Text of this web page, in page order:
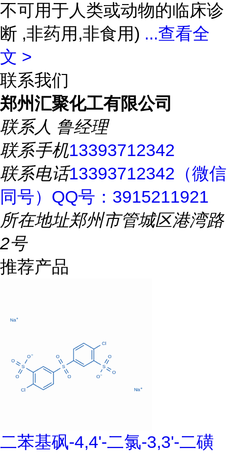
不可用于人类或动物的临床诊
断 ,非药用,非食用) ...查看全
文 >
联系我们
郑州汇聚化工有限公司
联系人 鲁经理
联系手机13393712342
联系电话13393712342（微信
同号）QQ号：3915211921
所在地址郑州市管城区港湾路
2号
推荐产品
二苯基砜-4,4'-二氯-3,3'-二磺